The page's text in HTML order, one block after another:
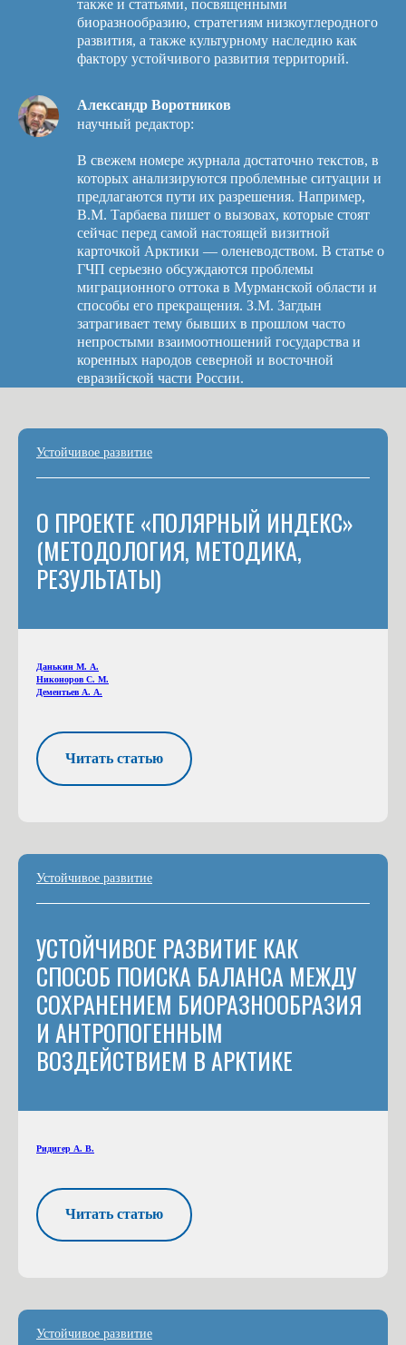
также и статьями, посвященными
биоразнообразию, стратегиям низкоуглеродного
развития, а также культурному наследию как
фактору устойчивого развития территорий.
Александр Воротников
научный редактор:
В свежем номере журнала достаточно текстов, в
которых анализируются проблемные ситуации и
предлагаются пути их разрешения. Например,
В.М. Тарбаева пишет о вызовах, которые стоят
сейчас перед самой настоящей визитной
карточкой Арктики — оленеводством. В статье о
ГЧП серьезно обсуждаются проблемы
миграционного оттока в Мурманской области и
способы его прекращения. З.М. Загдын
затрагивает тему бывших в прошлом часто
непростыми взаимоотношений государства и
коренных народов северной и восточной
евразийской части России.
Устойчивое развитие
О ПРОЕКТЕ «ПОЛЯРНЫЙ ИНДЕКС»
(МЕТОДОЛОГИЯ, МЕТОДИКА,
РЕЗУЛЬТАТЫ)
Данькин М. А.
Никоноров С. М.
Дементьев А. А.
Читать статью
Устойчивое развитие
УСТОЙЧИВОЕ РАЗВИТИЕ КАК
СПОСОБ ПОИСКА БАЛАНСА МЕЖДУ
СОХРАНЕНИЕМ БИОРАЗНООБРАЗИЯ
И АНТРОПОГЕННЫМ
ВОЗДЕЙСТВИЕМ В АРКТИКЕ
Ридигер А. В.
Читать статью
Устойчивое развитие